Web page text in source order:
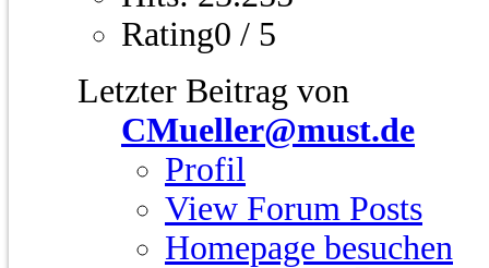
Rating0 / 5
Letzter Beitrag von
CMueller@must.de
Profil
View Forum Posts
Homepage besuchen